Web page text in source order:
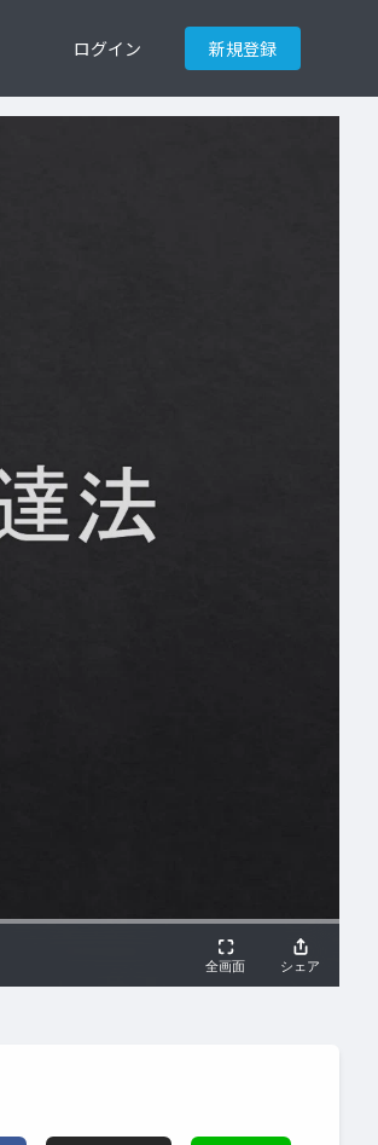
ログイン 新規登録